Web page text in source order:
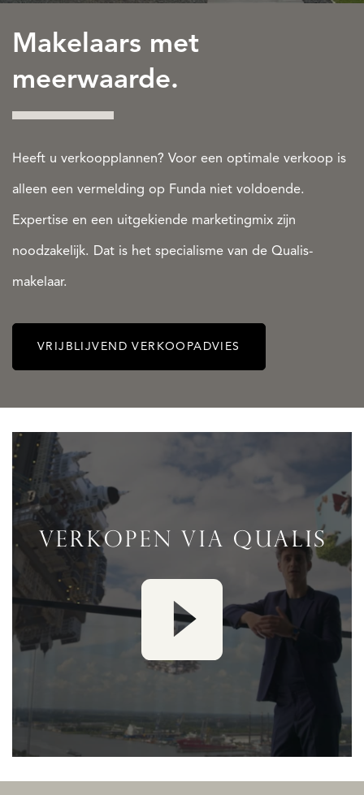
Makelaars met
meerwaarde.
Heeft u verkoopplannen? Voor een optimale verkoop is
alleen een vermelding op Funda niet voldoende.
Expertise en een uitgekiende marketingmix zijn
noodzakelijk. Dat is het specialisme van de Qualis-
makelaar.
VRIJBLIJVEND VERKOOPADVIES
VERKOPEN VIA QUALIS